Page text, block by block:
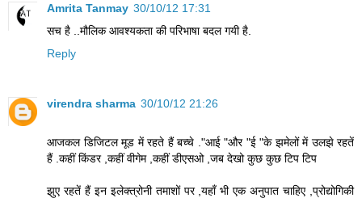
Amrita Tanmay 30/10/12 17:31
सच है ..मौलिक आवश्यकता की परिभाषा बदल गयी है.
Reply
virendra sharma 30/10/12 21:26
आजकल डिजिटल मूड में रहते हैं बच्चे ."आई "और "ई "के झमेलों में उलझे रहतें
हैं .कहीं किंडर ,कहीं वीगेम ,कहीं डीएसओ ,जब देखो कुछ कुछ टिप टिप
झुए रहतें हैं इन इलेक्त्रोनी तमाशों पर ,यहाँ भी एक अनुपात चाहिए ,प्रोद्योगिकी